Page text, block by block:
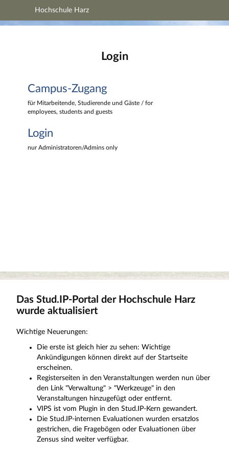
Hauptnavigation
Fußzeile
Hochschule Harz
Login
Campus-Zugang
für Mitarbeitende, Studierende und Gäste / for
employees, students and guests
Login
nur Administratoren/Admins only
Das Stud.IP-Portal der Hochschule Harz
wurde aktualisiert
Wichtige Neuerungen:
Die erste ist gleich hier zu sehen: Wichtige
Ankündigungen können direkt auf der Startseite
erscheinen.
Registerseiten in den Veranstaltungen werden nun über
den Link "Verwaltung" > "Werkzeuge" in den
Veranstaltungen hinzugefügt oder entfernt.
VIPS ist vom Plugin in den Stud.IP-Kern gewandert.
Die Stud.IP-internen Evaluationen wurden ersatzlos
gestrichen, die Fragebögen oder Evaluationen über
Zensus sind weiter verfügbar.